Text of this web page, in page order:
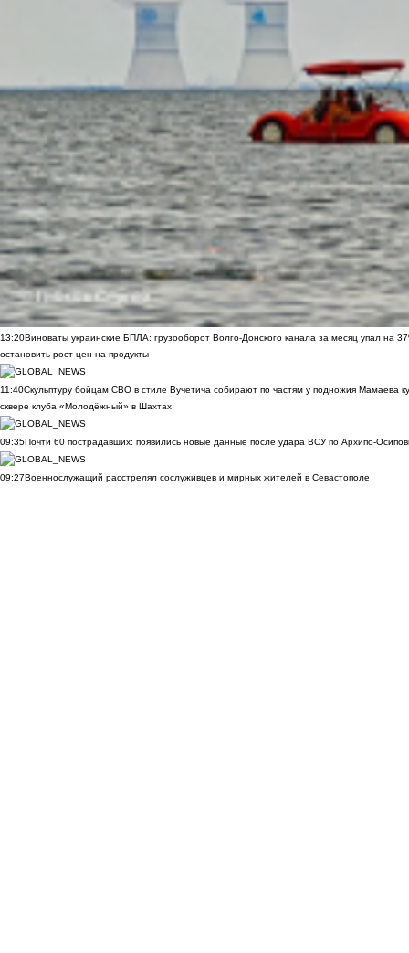
13:20Виноваты украинские БПЛА: грузооборот Волго-Донского канала за месяц упал на
остановить рост цен на продукты
11:40Скульптуру бойцам СВО в стиле Вучетича собирают по частям у подножия Мамаева
сквере клуба «Молодёжный» в Шахтах
09:35Почти 60 пострадавших: появились новые данные после удара ВСУ по Архипо-
09:27Военнослужащий расстрелял сослуживцев и мирных жителей в Севастополе